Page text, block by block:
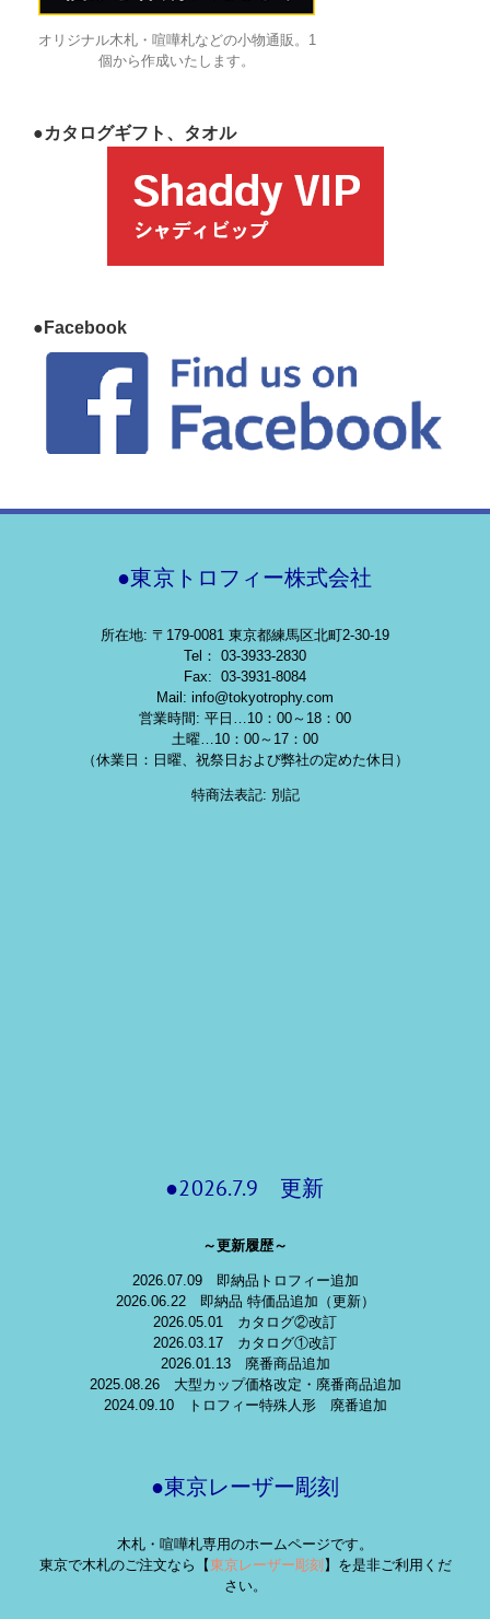
オリジナル木札・喧嘩札などの小物通販。1
個から作成いたします。
●カタログギフト、タオル
●Facebook
●東京トロフィー株式会社
所在地: 〒179-0081 東京都練馬区北町2-30-19
Tel： 03-3933-2830
Fax: 03-3931-8084
Mail: info@tokyotrophy.com
営業時間: 平日…10：00～18：00
土曜…10：00～17：00
（休業日：日曜、祝祭日および弊社の定めた休日）
特商法表記: 別記
●2026.7.9 更新
～更新履歴～
2026.07.09 即納品トロフィー追加
2026.06.22 即納品 特価品追加（更新）
2026.05.01 カタログ②改訂
2026.03.17 カタログ①改訂
2026.01.13 廃番商品追加
2025.08.26 大型カップ価格改定・廃番商品追加
2024.09.10 トロフィー特殊人形 廃番追加
●東京レーザー彫刻
木札・喧嘩札専用のホームページです。
東京で木札のご注文なら【東京レーザー彫刻 】を是非ご利用くだ
さい。